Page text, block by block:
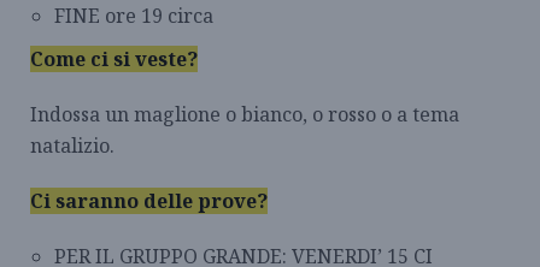
FINE ore 19 circa
Come ci si veste?
Indossa un maglione o bianco, o rosso o a tema
natalizio.
Ci saranno delle prove?
PER IL GRUPPO GRANDE: VENERDI’ 15 CI